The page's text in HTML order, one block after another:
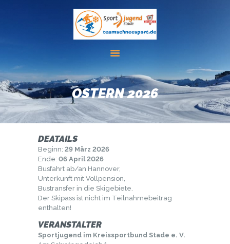
OSTERN 2026
DAS TEAM
FIS REGELN
INFOMATERIAL
AKTUELLES
LINKS
KONTAKT
DEATAILS
Beginn: 29 März 2026
Ende: 06 April 2026
Busfahrt ab/an Hannover,
Unterkunft mit Vollpension,
Bustransfer in die Skigebiete.
Der Skipass ist nicht im Teilnahmebeitrag
enthalten!
VERANSTALTER
Sportjugend im Kreissportbund Stade e. V.